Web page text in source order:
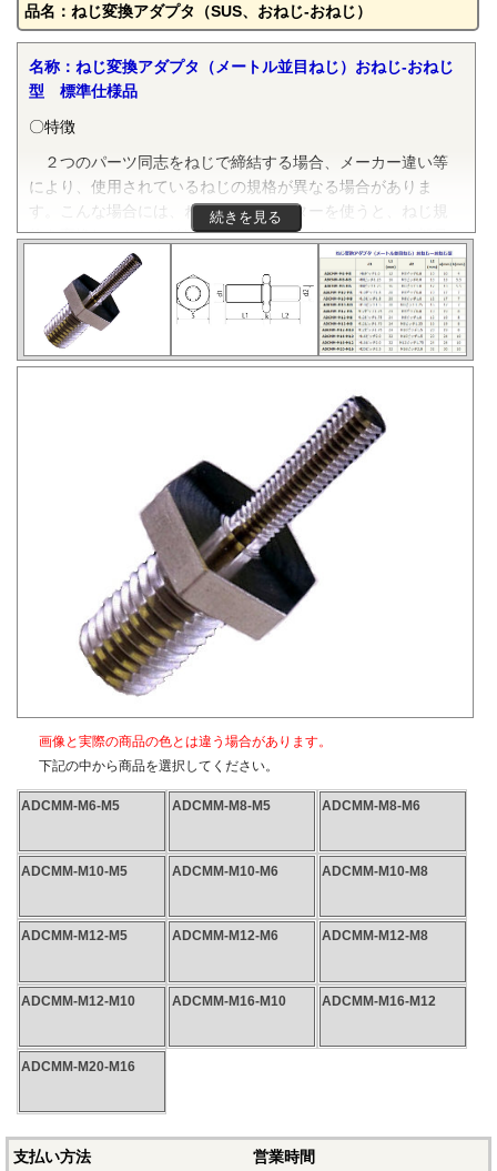
品名：ねじ変換アダプタ（SUS、おねじ-おねじ）
名称：ねじ変換アダプタ（メートル並目ねじ）おねじ-おねじ
型 標準仕様品
〇特徴
２つのパーツ同志をねじで締結する場合、メーカー違い等
により、使用されているねじの規格が異なる場合がありま
す。こんな場合には、ねじ変換アダプターを使うと、ねじ規
格を変換し、ねじを確実に締結することができます。本部品
は、JIS B 0205-3で規定される一般用メートルねじの並目でお
ねじ同志のサイズ変換をするものです。規格は弊社の独自規
格です。在庫がない場合、納期は生産状況により変動しま
す。都度相談にての対応になります。
ねじ変換アダプタの詳細については「ねじ変換アダプタ」
生地（メッキなし）
続きを見る
画像と実際の商品の色とは違う場合があります。
下記の中から商品を選択してください。
ADCMM-M6-M5 ADCMM-M8-M5 ADCMM-M8-M6
ADCMM-M10-M5 ADCMM-M10-M6 ADCMM-M10-M8
ADCMM-M12-M5 ADCMM-M12-M6 ADCMM-M12-M8
ADCMM-M12-M10 ADCMM-M16-M10 ADCMM-M16-M12
ADCMM-M20-M16
支払い方法
営業時間